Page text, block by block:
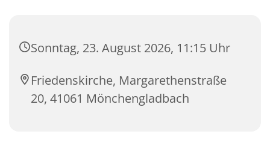
Sonntag, 23. August 2026, 11:15 Uhr
Friedenskirche, Margarethenstraße
20, 41061 Mönchengladbach